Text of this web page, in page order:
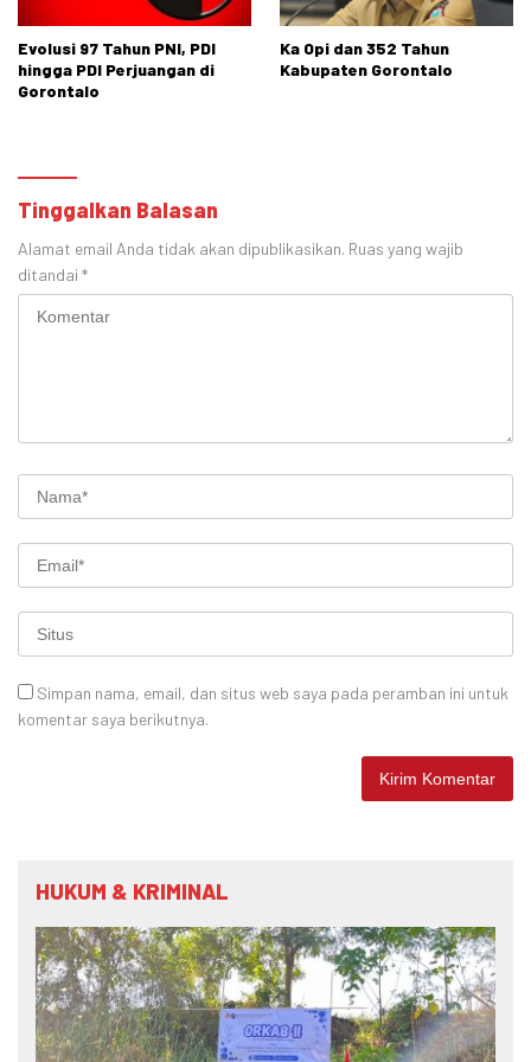
Evolusi 97 Tahun PNI, PDI
hingga PDI Perjuangan di
Gorontalo
Ka Opi dan 352 Tahun
Kabupaten Gorontalo
Tinggalkan Balasan
Alamat email Anda tidak akan dipublikasikan. Ruas yang wajib
ditandai *
Simpan nama, email, dan situs web saya pada peramban ini untuk
komentar saya berikutnya.
HUKUM & KRIMINAL